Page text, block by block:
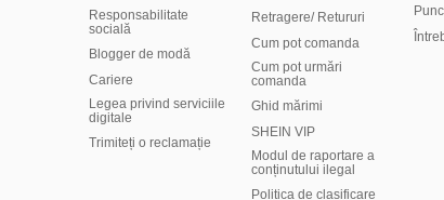
Responsabilitate
socială
Blogger de modă
Cariere
Legea privind serviciile
digitale
Trimiteți o reclamație
Retragere/ Retururi
Cum pot comanda
Cum pot urmări
comanda
Ghid mărimi
SHEIN VIP
Modul de raportare a
conținutului ilegal
Politica de clasificare